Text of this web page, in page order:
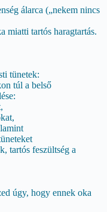
álarca („nekem nincs
miatti tartós haragtartás.
tünetek:
túl a belső
tartós feszültség a
úgy, hogy ennek oka